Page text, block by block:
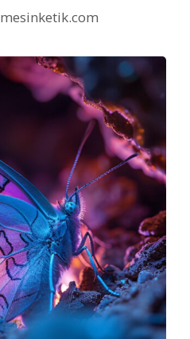
mesinketik.com